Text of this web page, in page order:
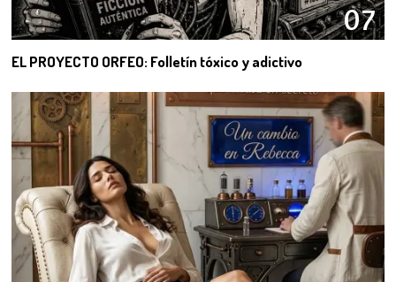
07
EL PROYECTO ORFEO: Folletín tóxico y adictivo